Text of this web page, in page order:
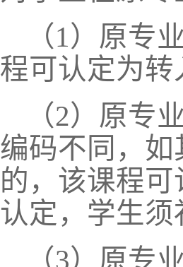
（1）原专
程可认定为
（2）原专
编码不同，
的，该课程
认定，学生
（3）原专